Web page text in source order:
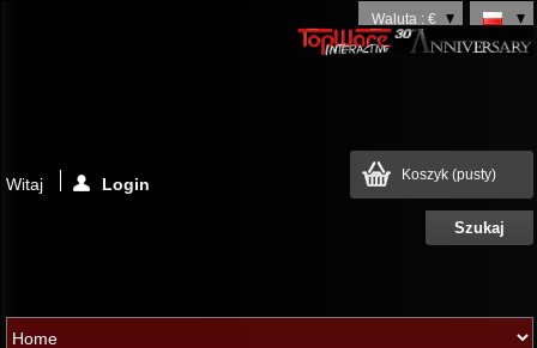
Waluta : €
Koszyk (pusty)
Witaj Login